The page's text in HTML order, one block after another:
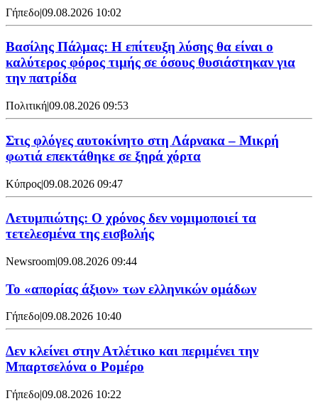
Γήπεδο|09.08.2026 10:02
Βασίλης Πάλμας: Η επίτευξη λύσης θα είναι ο
καλύτερος φόρος τιμής σε όσους θυσιάστηκαν για
την πατρίδα
Πολιτική|09.08.2026 09:53
Στις φλόγες αυτοκίνητο στη Λάρνακα – Μικρή
φωτιά επεκτάθηκε σε ξηρά χόρτα
Κύπρος|09.08.2026 09:47
Λετυμπιώτης: Ο χρόνος δεν νομιμοποιεί τα
τετελεσμένα της εισβολής
Newsroom|09.08.2026 09:44
Το «απορίας άξιον» των ελληνικών ομάδων
Γήπεδο|09.08.2026 10:40
Δεν κλείνει στην Ατλέτικο και περιμένει την
Μπαρτσελόνα ο Ρομέρο
Γήπεδο|09.08.2026 10:22